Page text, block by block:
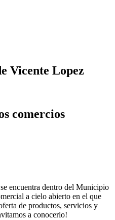
Vicente Lopez
comercios
encuentra dentro del Municipio
a cielo abierto en el que
de productos, servicios y
a conocerlo!